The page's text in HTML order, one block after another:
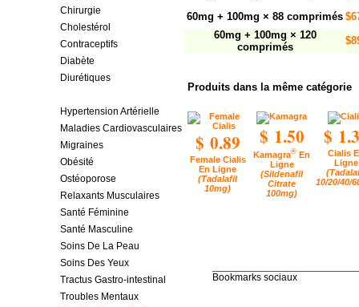
Chirurgie
Cholestérol
Contraceptifs
Diabète
Diurétiques
Hypertension Artérielle
Maladies Cardiovasculaires
Migraines
Obésité
Ostéoporose
Relaxants Musculaires
Santé Féminine
Santé Masculine
Soins De La Peau
Soins Des Yeux
Tractus Gastro-intestinal
Troubles Mentaux
60mg + 100mg × 88 comprimés
60mg + 100mg × 120
comprimés
Produits dans la même catégorie
$ 0.89
Female Cialis
En Ligne
(Tadalafil
10mg)
$ 1.50
Kamagra® En
Ligne
(Sildenafil
Citrate
100mg)
$
Cialis
Ligne
10/20/40/
Bookmarks sociaux